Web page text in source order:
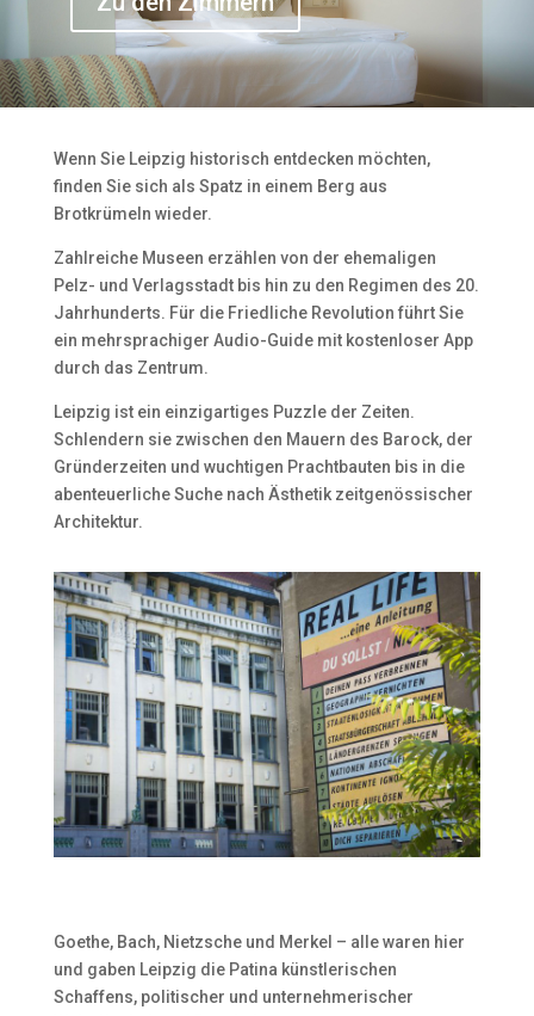
Wenn Sie Leipzig historisch entdecken möchten,
finden Sie sich als Spatz in einem Berg aus
Brotkrümeln wieder.
Zahlreiche Museen erzählen von der ehemaligen
Pelz- und Verlagsstadt bis hin zu den Regimen des 20.
Jahrhunderts. Für die Friedliche Revolution führt Sie
ein mehrsprachiger Audio-Guide mit kostenloser App
durch das Zentrum.
Leipzig ist ein einzigartiges Puzzle der Zeiten.
Schlendern sie zwischen den Mauern des Barock, der
Gründerzeiten und wuchtigen Prachtbauten bis in die
abenteuerliche Suche nach Ästhetik zeitgenössischer
Architektur.
Goethe, Bach, Nietzsche und Merkel – alle waren hier
und gaben Leipzig die Patina künstlerischen
Schaffens, politischer und unternehmerischer